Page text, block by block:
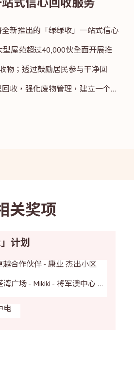
新推出的「绿绿收」一站式信心
屋苑超过40,000伙全面开展推
物；透过鼓励居民参与干净回
收，强化废物管理，建立一个更
关奖项
计划
作伙伴 - 康业 杰出小区
广场 - Mikiki - 将军澳中心 -
电